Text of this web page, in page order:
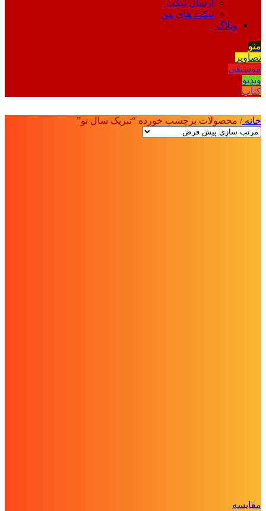
ارسال تیکت
تیکت های من
وبلاگ
منو
تصاویر
موسیقی
ویدیو
کتاب
خانه/ محصولات برچسب خورده “تبریک سال نو”
مقايسه